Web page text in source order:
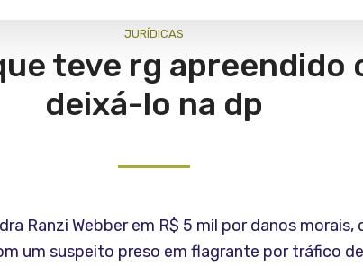
JURÍ­DICAS
teve rg apreendido
deixá-lo na dp
Ranzi Webber em R$ 5 mil por danos
um suspeito preso em flagrante por tráfico